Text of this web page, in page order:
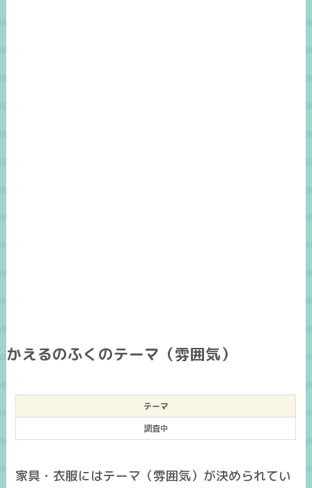
かえるのふくのテーマ（雰囲気）
テーマ
調査中
家具・衣服にはテーマ（雰囲気）が決められてい